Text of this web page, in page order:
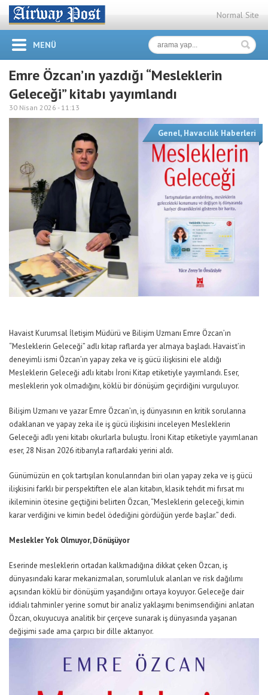
Normal Site
MENÜ
Emre Özcan’ın yazdığı “Mesleklerin
Geleceği” kitabı yayımlandı
30 Nisan 2026 - 11:13
Genel, Havacılık Haberleri
Havaist Kurumsal İletişim Müdürü ve Bilişim Uzmanı Emre Özcan’ın
“Mesleklerin Geleceği” adlı kitap raflarda yer almaya başladı. Havaist’in
deneyimli ismi Özcan’ın yapay zeka ve iş gücü ilişkisini ele aldığı
Mesleklerin Geleceği adlı kitabı İroni Kitap etiketiyle yayımlandı. Eser,
mesleklerin yok olmadığını, köklü bir dönüşüm geçirdiğini vurguluyor.
Bilişim Uzmanı ve yazar Emre Özcan’ın, iş dünyasının en kritik sorularına
odaklanan ve yapay zeka ile iş gücü ilişkisini inceleyen Mesleklerin
Geleceği adlı yeni kitabı okurlarla buluştu. İroni Kitap etiketiyle yayımlanan
eser, 28 Nisan 2026 itibarıyla raflardaki yerini aldı.
Günümüzün en çok tartışılan konularından biri olan yapay zeka ve iş gücü
ilişkisini farklı bir perspektiften ele alan kitabın, klasik tehdit mi fırsat mı
ikileminin ötesine geçtiğini belirten Özcan, “Mesleklerin geleceği, kimin
karar verdiğini ve kimin bedel ödediğini gördüğün yerde başlar.” dedi.
Meslekler Yok Olmuyor, Dönüşüyor
Eserinde mesleklerin ortadan kalkmadığına dikkat çeken Özcan, iş
dünyasındaki karar mekanizmaları, sorumluluk alanları ve risk dağılımı
açısından köklü bir dönüşüm yaşandığını ortaya koyuyor. Geleceğe dair
iddialı tahminler yerine somut bir analiz yaklaşımı benimsendiğini anlatan
Özcan, okuyucuya analitik bir çerçeve sunarak iş dünyasında yaşanan
değişimi sade ama çarpıcı bir dille aktarıyor.